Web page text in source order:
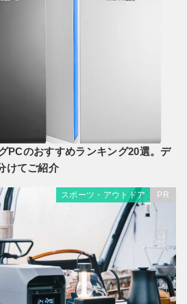
PCのおすすめランキング20選。デ
けてご紹介
スポーツ・アウトドア PR